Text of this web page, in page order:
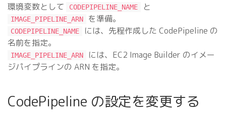
環境変数として CODEPIPELINE_NAME と
IMAGE_PIPELINE_ARN を準備。
CODEPIPELINE_NAME
には、先程作成した CodePipeline の
名前を指定。
IMAGE_PIPELINE_ARN
には、EC2 Image Builder のイメー
ジパイプラインの ARN を指定。
CodePipeline の設定を変更する